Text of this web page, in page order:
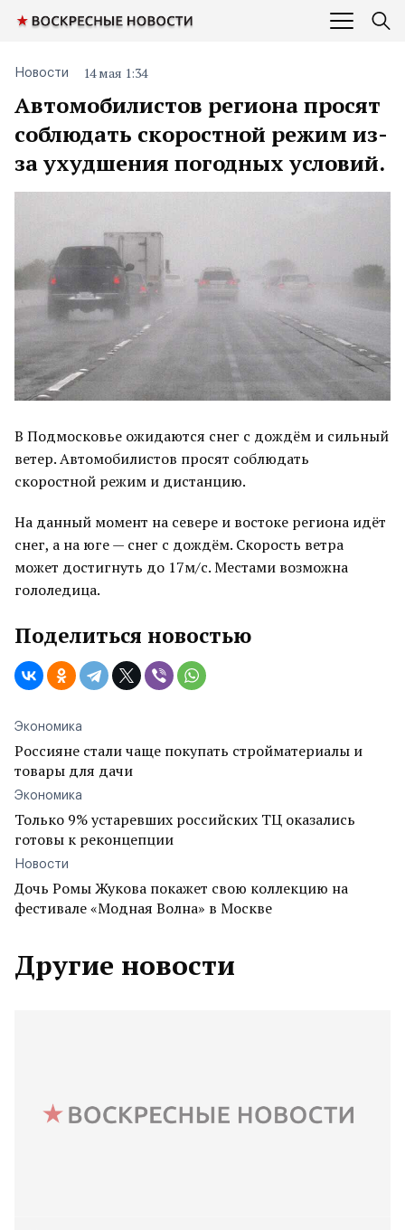
Автомобилистов региона просят
соблюдать скоростной режим из-
за ухудшения погодных условий.
Новости 14 мая 1:34
В Подмосковье ожидаются снег с дождём и сильный
ветер. Автомобилистов просят соблюдать
скоростной режим и дистанцию.
На данный момент на севере и востоке региона идёт
снег, а на юге — снег с дождём. Скорость ветра
может достигнуть до 17м/с. Местами возможна
гололедица.
Поделиться новостью
Экономика
Россияне стали чаще покупать стройматериалы и
товары для дачи
Экономика
Только 9% устаревших российских ТЦ оказались
готовы к реконцепции
Новости
Дочь Ромы Жукова покажет свою коллекцию на
фестивале «Модная Волна» в Москве
Другие новости